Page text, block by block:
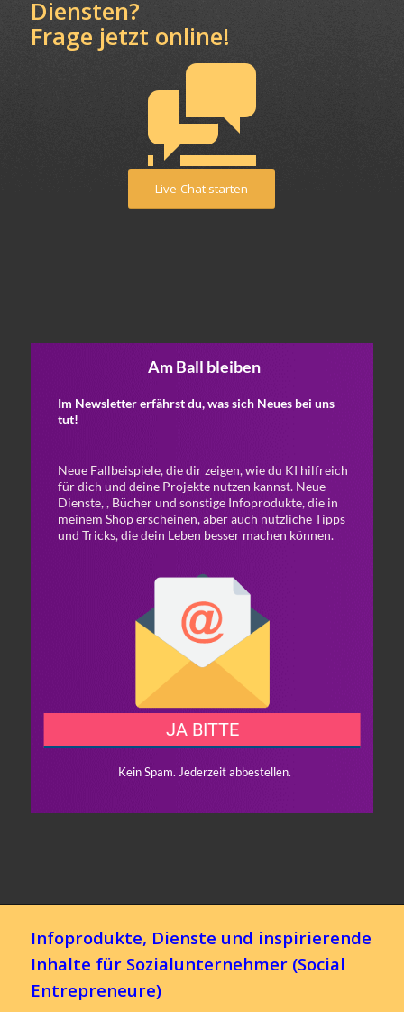
Diensten?
Frage jetzt online!
Live-Chat starten
Infoprodukte, Dienste und inspirierende
Inhalte für Sozialunternehmer (Social
Entrepreneure)